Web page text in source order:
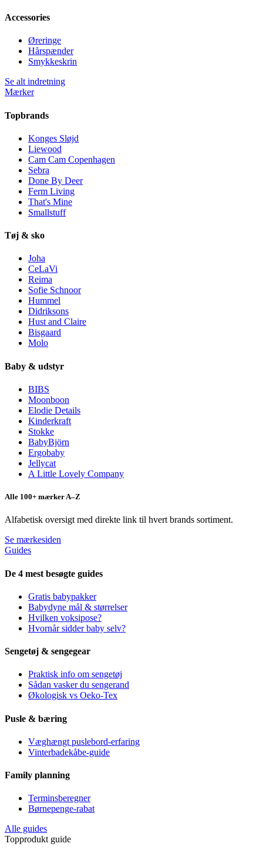
Accessories
Øreringe
Hårspænder
Smykkeskrin
Se alt indretning
Mærker
Topbrands
Konges Sløjd
Liewood
Cam Cam Copenhagen
Sebra
Done By Deer
Ferm Living
That's Mine
Smallstuff
Tøj & sko
Joha
CeLaVi
Reima
Sofie Schnoor
Hummel
Didriksons
Hust and Claire
Bisgaard
Molo
Baby & udstyr
BIBS
Moonboon
Elodie Details
Kinderkraft
Stokke
BabyBjörn
Ergobaby
Jellycat
A Little Lovely Company
Alle 100+ mærker A–Z
Alfabetisk oversigt med direkte link til hvert brands sortiment.
Se mærkesiden
Guides
De 4 mest besøgte guides
Gratis babypakker
Babydyne mål & størrelser
Hvilken voksipose?
Hvornår sidder baby selv?
Sengetøj & sengegear
Praktisk info om sengetøj
Sådan vasker du sengerand
Økologisk vs Oeko-Tex
Pusle & bæring
Væghængt puslebord-erfaring
Vinterbadekåbe-guide
Family planning
Terminsberegner
Børnepenge-rabat
Alle guides
Topprodukt guide